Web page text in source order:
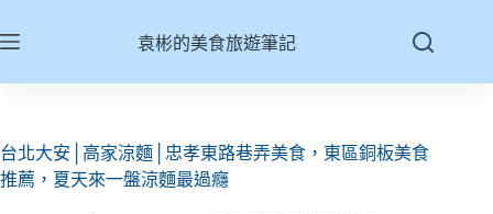
至
容
袁彬的美食旅遊筆記
台北大安│高家涼麵│忠孝東路巷弄美食，東區銅板美食
推薦，夏天來一盤涼麵最過癮